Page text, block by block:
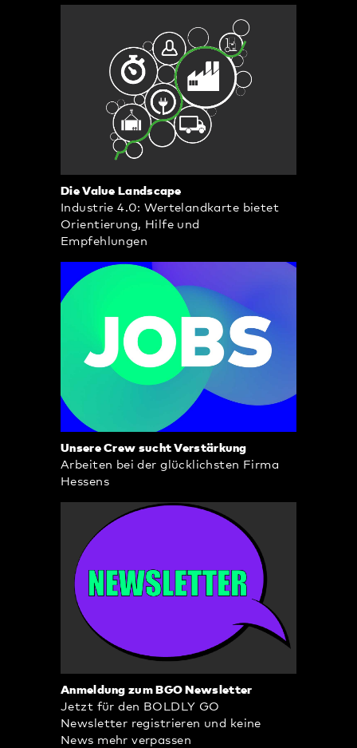
Die Value Landscape
Industrie 4.0: Wertelandkarte bietet
Orientierung, Hilfe und
Empfehlungen
Unsere Crew sucht Verstärkung
Arbeiten bei der glücklichsten Firma
Hessens
Anmeldung zum BGO Newsletter
Jetzt für den BOLDLY GO
Newsletter registrieren und keine
News mehr verpassen